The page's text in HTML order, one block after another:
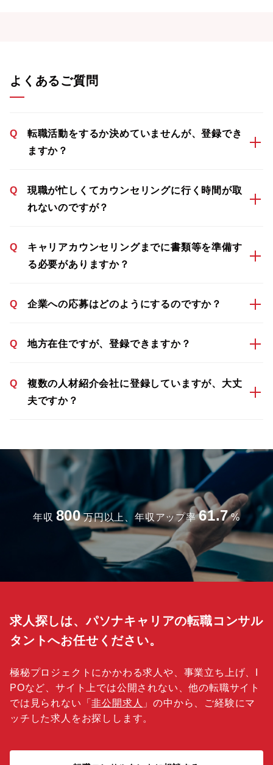
よくあるご質問
Q
転職活動をするか決めていませんが、登録でき
ますか？
Q
現職が忙しくてカウンセリングに行く時間が取
れないのですが？
Q
キャリアカウンセリングまでに書類等を準備す
る必要がありますか？
Q 企業への応募はどのようにするのですか？
Q 地方在住ですが、登録できますか？
Q
複数の人材紹介会社に登録していますが、大丈
夫ですか？
年収 800 万円以上、年収アップ率 61.7 %
求人探しは、パソナキャリアの転職コンサル
タントへお任せください。
極秘プロジェクトにかかわる求人や、事業立ち上げ、I
POなど、サイト上では公開されない、他の転職サイト
では見られない「非公開求人 」の中から、ご経験にマ
ッチした求人をお探しします。